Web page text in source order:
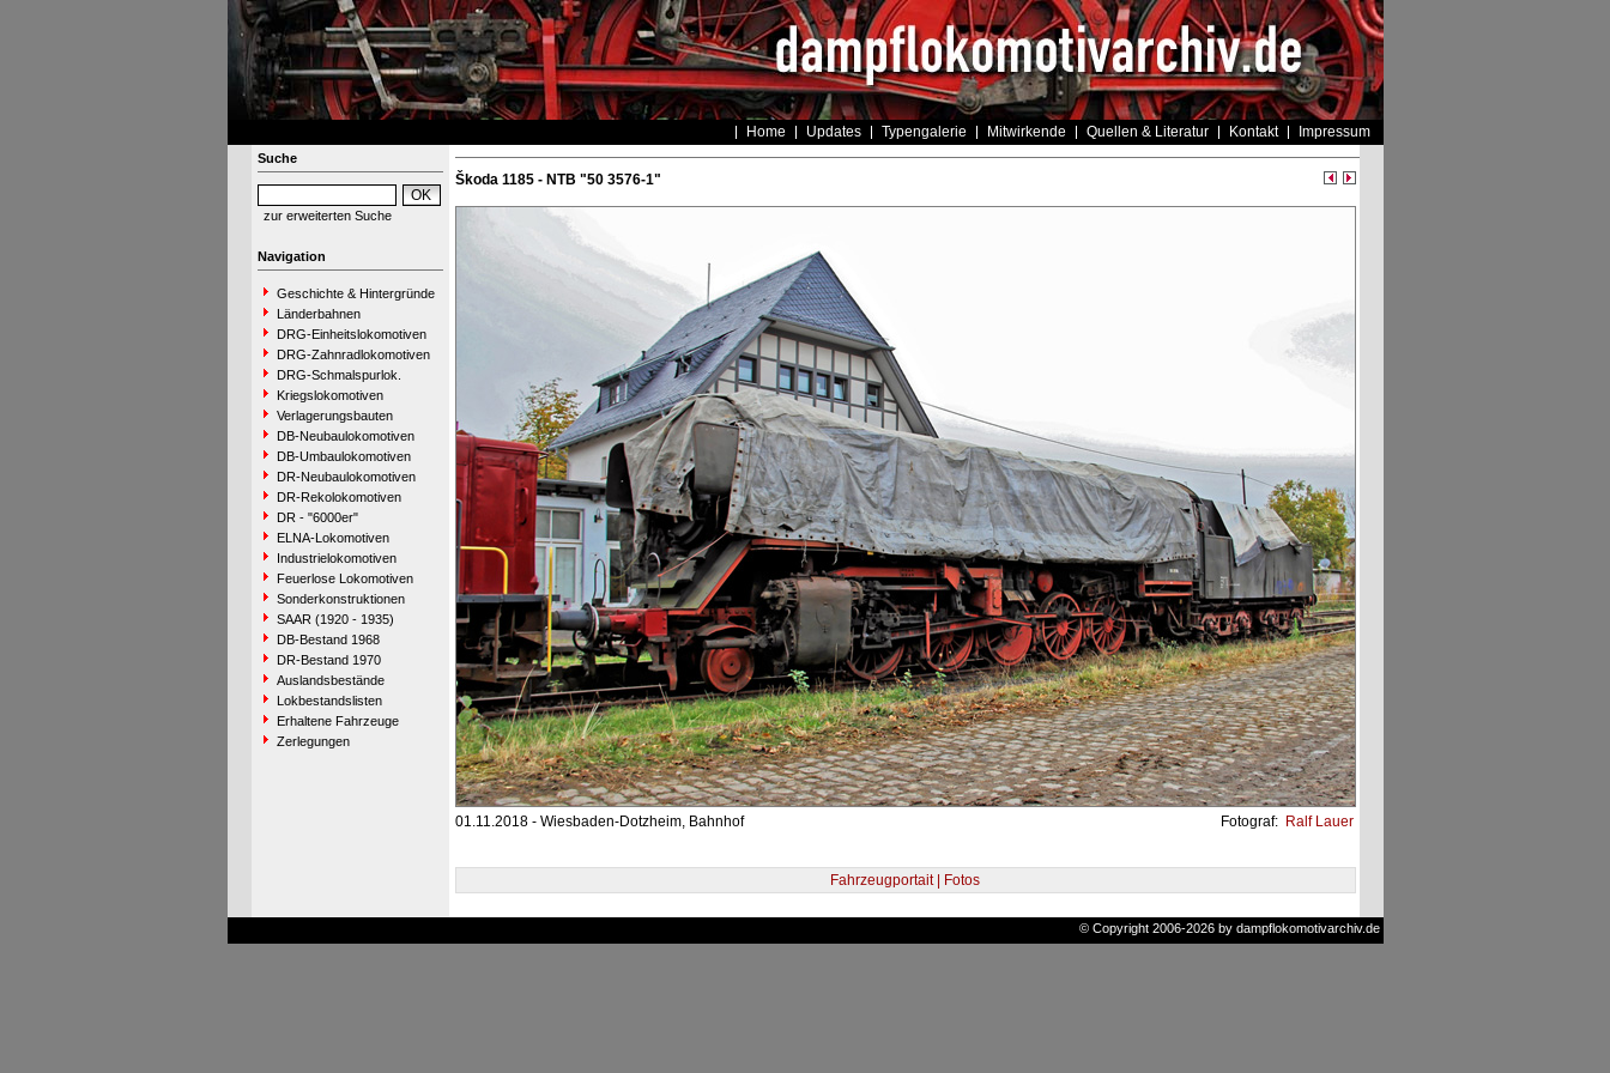
Home Updates Typengalerie Mitwirkende Quellen & Literatur Kontakt Impressum
Suche
zur erweiterten Suche
Navigation
Geschichte & Hintergründe
Länderbahnen
DRG-Einheitslokomotiven
DRG-Zahnradlokomotiven
DRG-Schmalspurlok.
Kriegslokomotiven
Verlagerungsbauten
DB-Neubaulokomotiven
DB-Umbaulokomotiven
DR-Neubaulokomotiven
DR-Rekolokomotiven
DR - "6000er"
ELNA-Lokomotiven
Industrielokomotiven
Feuerlose Lokomotiven
Sonderkonstruktionen
SAAR (1920 - 1935)
DB-Bestand 1968
DR-Bestand 1970
Auslandsbestände
Lokbestandslisten
Erhaltene Fahrzeuge
Zerlegungen
Škoda 1185 - NTB "50 3576-1"
01.11.2018 - Wiesbaden-Dotzheim, Bahnhof Fotograf: Ralf Lauer
Fahrzeugportait | Fotos
© Copyright 2006-2026 by dampflokomotivarchiv.de